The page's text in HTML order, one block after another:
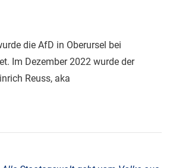
Frankfurt,
Neo-
Faschismus,
die AfD in Oberursel bei
Im Dezember 2022 wurde der
Reuss, aka